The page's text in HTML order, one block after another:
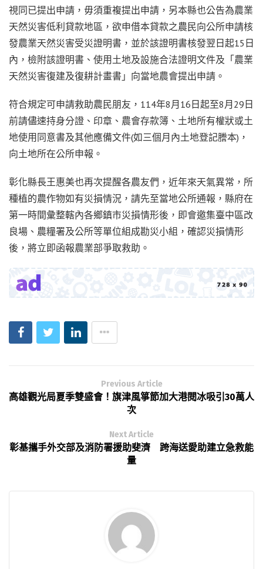
視同已提出申請，毋須重複提出申請，另本縣也公告為農業
天然災害低利貸款地區，欲申借本貸款之農民向公所申請核
發農業天然災害受災證明書，並於該證明書核發翌日起15日
內，檢附該證明書、使用土地及設施合法證明文件及「農業
天然災害復建及復耕計畫書」向當地農會提出申請。
符合規定可申請救助農民朋友，114年8月16日起至8月29日
前請儘速持身分證、印章、農會存款簿、土地所有權狀或土
地使用同意書及其他應備文件(如三個月內土地登記謄本)，
向土地所在公所申報。
彰化縣長王惠美也再次提醒各農友們，近年來天氣異常，所
種植的農作物如有災損情況，請先至當地公所通報，縣府在
第一時間彙整轄內各鄉鎮市災損情形後，即會邀集臺中區改
良場、農糧署及公所等單位組成勘災小組，確認災損情形
後，將立即函報農業部爭取救助。
Previous Article
高雄觀光局夏季雙盛會！旗津風箏節加大港閱冰吸引30萬人
次
Next Article
彰基攜手外交部及消防署援助斐濟 跨海送愛助建立急救能
量